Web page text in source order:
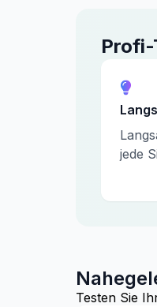
jede
Testen Sie